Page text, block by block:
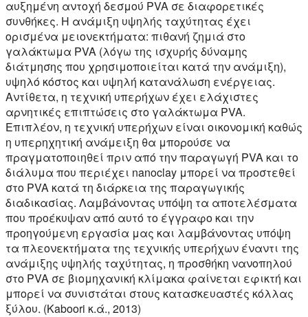
αυξημένη αντοχή δεσμού PVA σε διαφορετικές
συνθήκες. Η ανάμιξη υψηλής ταχύτητας έχει
ορισμένα μειονεκτήματα: πιθανή ζημιά στο
γαλάκτωμα PVA (λόγω της ισχυρής δύναμης
διάτμησης που χρησιμοποιείται κατά την ανάμιξη),
υψηλό κόστος και υψηλή κατανάλωση ενέργειας.
Αντίθετα, η τεχνική υπερήχων έχει ελάχιστες
αρνητικές επιπτώσεις στο γαλάκτωμα PVA.
Επιπλέον, η τεχνική υπερήχων είναι οικονομική καθώς
η υπερηχητική ανάμειξη θα μπορούσε να
πραγματοποιηθεί πριν από την παραγωγή PVA και το
διάλυμα που περιέχει nanoclay μπορεί να προστεθεί
στο PVA κατά τη διάρκεια της παραγωγικής
διαδικασίας. Λαμβάνοντας υπόψη τα αποτελέσματα
που προέκυψαν από αυτό το έγγραφο και την
προηγούμενη εργασία μας και λαμβάνοντας υπόψη
τα πλεονεκτήματα της τεχνικής υπερήχων έναντι της
ανάμιξης υψηλής ταχύτητας, η προσθήκη νανοπηλού
στο PVA σε βιομηχανική κλίμακα φαίνεται εφικτή και
μπορεί να συνιστάται στους κατασκευαστές κόλλας
ξύλου. (Kaboori κ.ά., 2013)